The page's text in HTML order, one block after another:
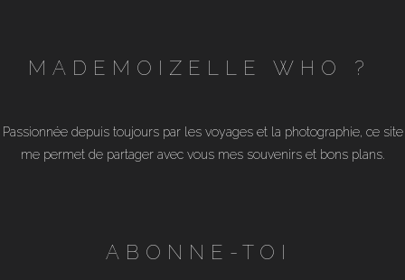
MADEMOIZELLE WHO ?
Passionnée depuis toujours par les voyages et la photographie, ce site
me permet de partager avec vous mes souvenirs et bons plans.
ABONNE-TOI